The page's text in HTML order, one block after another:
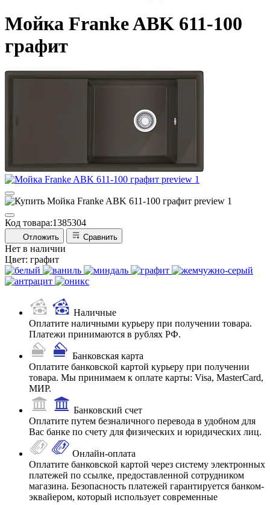
Мойка Franke ABK 611-100
графит
Код товара:1385304
Отложить Сравнить
Нет в наличии
Цвет: графит
Наличные
Оплатите наличными курьеру при получении товара.
Платежи принимаются в рублях РФ.
Банковская карта
Оплатите банковской картой курьеру при получении
товара. Мы принимаем к оплате карты: Visa, MasterCard,
МИР.
Банковский счет
Оплатите путем безналичного перевода в удобном для
Вас банке по счету для физических и юридических лиц.
Онлайн-оплата
Оплатите банковской картой через систему электронных
платежей по ссылке, предоставленной сотрудником
магазина. Безопасность платежей гарантируется банком-
эквайером, который использует современные